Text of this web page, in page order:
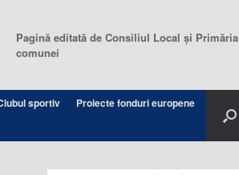
Pagină editată de Consiliul Local şi Primăria
comunei
sportiv
Proiecte fonduri europene